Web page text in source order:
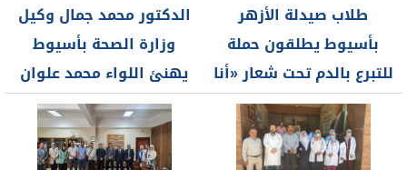
طلاب صيدلة الأزهر
بأسيوط يطلقون حملة
للتبرع بالدم تحت شعار «أنا
متبرع...
الدكتور محمد جمال وكيل
وزارة الصحة بأسيوط
يهنئ اللواء محمد علوان
محافظ...